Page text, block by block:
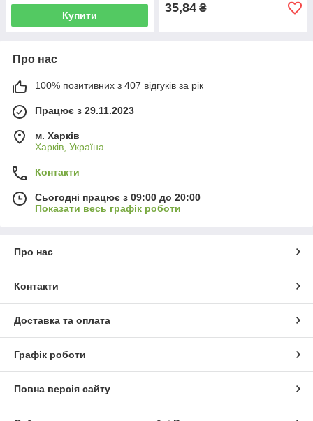
Купити
35,84 ₴
Про нас
100% позитивних з 407 відгуків за рік
Працює з 29.11.2023
м. Харків
Харків, Україна
Контакти
Сьогодні працює з 09:00 до 20:00
Показати весь графік роботи
Про нас
Контакти
Доставка та оплата
Графік роботи
Повна версія сайту